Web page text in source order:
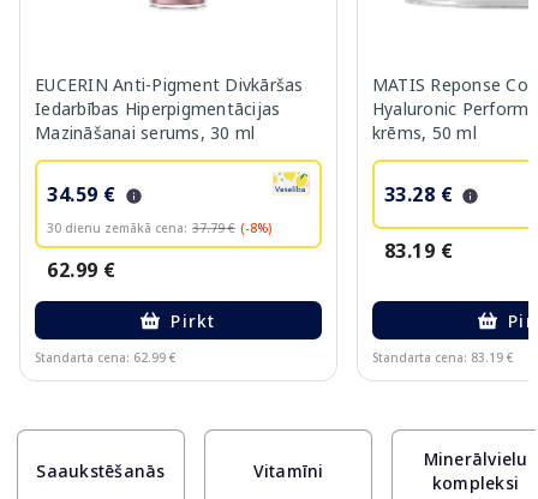
EUCERIN Anti-Pigment Divkāršas
Iedarbības Hiperpigmentācijas
Mazināšanai serums, 30 ml
34.59 €
30 dienu zemākā cena: 37.79 € (-8%)
62.99 €
Pirkt
Standarta cena: 62.99 €
MATIS Reponse
Hyaluronic
krēms, 50 ml
33.28 €
83.19 €
Standarta cena: 83.19 €
Saaukstēšanās Vitamīni
Minerālvielu
kompleksi